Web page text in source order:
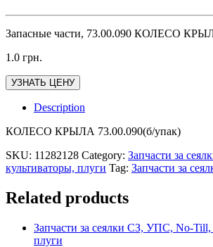
Запасные части, 73.00.090 КОЛЕСО
1.0 грн.
УЗНАТЬ ЦЕНУ
Description
КОЛЕСО КРЫЛА 73.00.090(б/упак)
SKU: 11282128 Category: Запчасти за
культиваторы, плуги Tag: Запчасти за
Related products
Запчасти за сеялки СЗ, УПС, No-Till,
плуги